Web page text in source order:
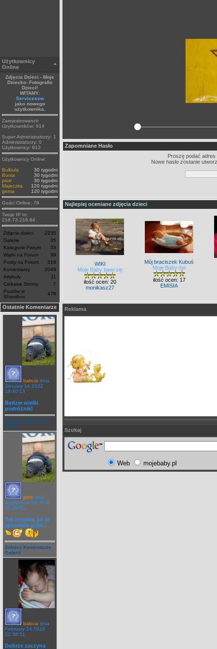
Użytkownicy
Online
Zdjęcia Dzieci - Moje
Dziecko- Fotografie
Dzieci!
WITAMY:
Servicexvw
jako nowego
użytkownika.
Zarejestrowanch
Uzytkowników: 914
Super Administratorzy: 1
Administratorzy: 0
Użytkownicy: 913
Użytkownicy Online:
Bulbula
30 tygodni
Bunia
30 tygodni
piotr
30 tygodni
Majeczka
120 tygodni
genia
120 tygodni
Gości Online: 79
Twoje IP to:
216.73.216.84
Zdjęcia dzieci
2235
Galerie
35
Kategorie Forum
33
Wątki na Forum
39
Posty na Forum
318
Komentarzy
2049
Artykuły
11
Ciekawe Strony
7
Postów w
Shoutbox
478
Ostatnie Komentarze
babcia dnia
January 14 2022
18:40:13
Będzie wielki
podróżnik!
Zobacz Komentarze
Galerii
piotr dnia
September 09 2020
21:36:51
Tak zasuwa, że aż
spoodnie gubi...
Zobacz Komentarze
Galerii
babcia dnia
February 24 2019
22:38:51
Dobrze zaczyna
Zapomniane Hasło
Proszę podać adres
Nowe hasło zostanie
Najlepiej oceniane zdjęcia dzieci
WIKI
Moje Baby bawi się
ilość ocen: 20
monikasz27
Mój braciszek Kubuś
Moje Baby śpi
ilość ocen: 17
EMISIA
Reklama
Szukaj
Web mojebaby.pl